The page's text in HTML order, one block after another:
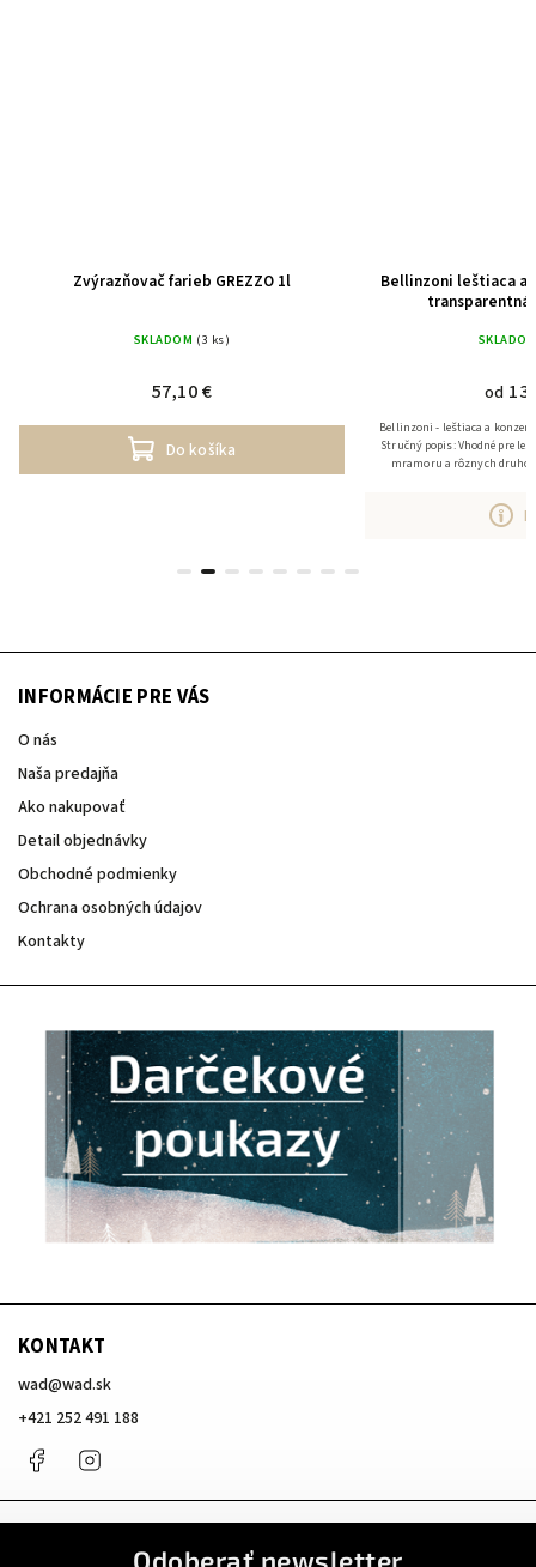
Zvýrazňovač farieb GREZZO 1l
SKLADOM (3 ks)
57,10 €
Do košíka
Bellinzoni leštiaca a
transparentná
od
Bellinzoni - leštiaca a
Stručný popis: Vhodné pre
mramoru a rôznych
INFORMÁCIE PRE VÁS
O nás
Naša predajňa
Ako nakupovať
Detail objednávky
Obchodné podmienky
Ochrana osobných údajov
Kontakty
KONTAKT
wad@wad.sk
+421 252 491 188
Facebook
Odoberať newsletter